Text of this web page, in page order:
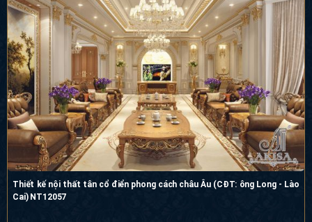
Thiết kế nội thất tân cổ điển phong cách châu Âu (CĐT: ông Long - Lào Cai)
NT12057